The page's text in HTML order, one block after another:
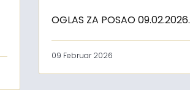
OGLAS ZA POSAO 09.02.2026.
09 Februar 2026